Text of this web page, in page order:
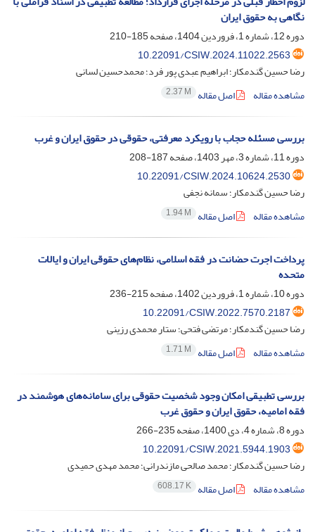
نگاهی به حقوق ایران
دوره 12، شماره 1، فروردین 1404، صفحه
185-210
10.22091/CSIW.2024.11022.2563
رضا حسین گندمکار؛ ابراهیم عبدی پور فرد؛ محمدحسین لسانی
مشاهده مقاله
اصل مقاله 2.37 M
بررسی مسئله حجاب با رویکرد معرفتی، حقوقی در حقوق ایران و غرب
دوره 11، شماره 3، مهر 1403، صفحه
187-208
10.22091/CSIW.2024.10624.2530
رضا حسین گندمکار؛ سمانه نجفی
مشاهده مقاله
اصل مقاله 1.94 M
پرداخت اجرت حضانت در فقه اسلامی، نظام‌‌های حقوقی ایران و ایالات
متحده
دوره 10، شماره 1، فروردین 1402، صفحه
215-236
10.22091/CSIW.2022.7570.2187
رضا حسین گندمکار؛ مرتضی فتحی؛ ستار محمدی رزینی
مشاهده مقاله
اصل مقاله 1.71 M
بررسی تطبیقی امکان وجود شخصیت حقوقی برای سامانه‌های هوشمند در
فقه امامیه، حقوق ایران و حقوق غرب
دوره 8، شماره 4، دی 1400، صفحه
235-266
10.22091/CSIW.2021.5944.1903
رضا حسین گندمکار؛ محمد صالحی مازندرانی؛ محمد مهدی حمیدی
مشاهده مقاله
اصل مقاله 608.17 K